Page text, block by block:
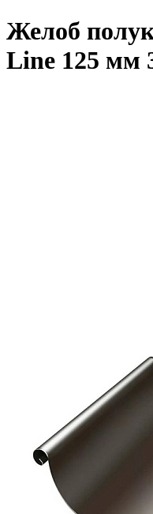
Желоб
Line 125 мм